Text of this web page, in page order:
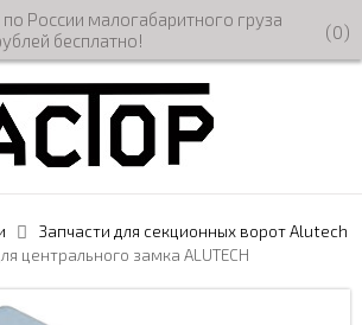
России малогабаритного груза
бесплатно!
(0)
Запчасти для секционных ворот Alutech
центрального замка ALUTECH